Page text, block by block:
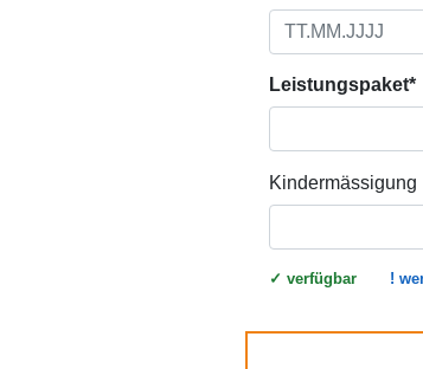
Leistungspaket*
Kindermässigung
✓ verfügbar !